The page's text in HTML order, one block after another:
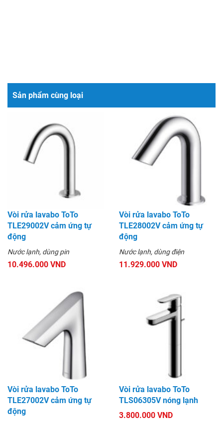
Sản phẩm cùng loại
Vòi rửa lavabo ToTo
TLE29002V cảm ứng tự
động
Nước lạnh, dùng pin
10.496.000 VND
Vòi rửa lavabo ToTo
TLE28002V cảm ứng tự
động
Nước lạnh, dùng điện
11.929.000 VND
Vòi rửa lavabo ToTo
TLE27002V cảm ứng tự
động
Vòi rửa lavabo ToTo
TLS06305V nóng lạnh
3.800.000 VND